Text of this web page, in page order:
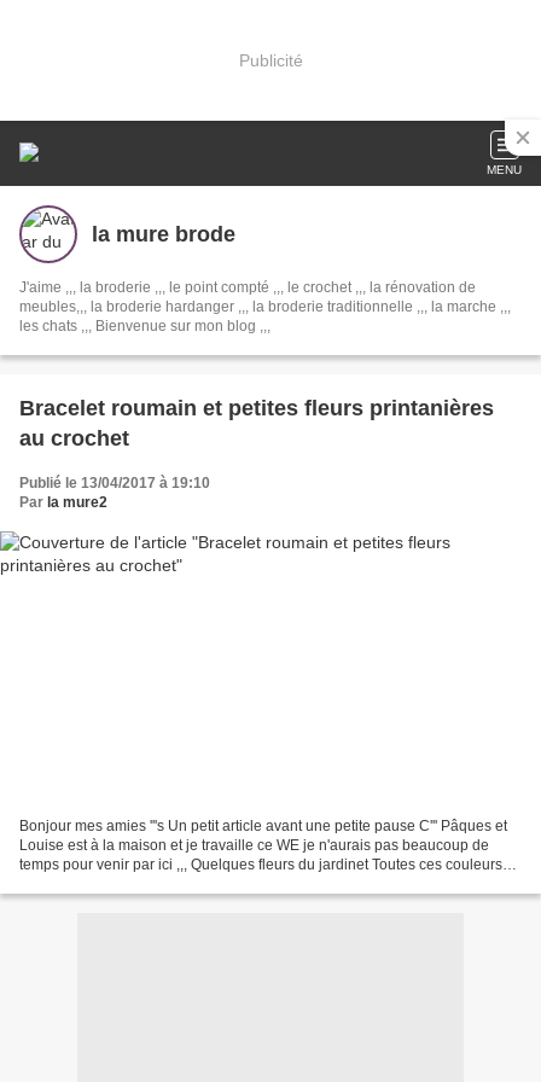
Publicité
MENU
la mure brode
J'aime ,,, la broderie ,,, le point compté ,,, le crochet ,,, la rénovation de
meubles,,, la broderie hardanger ,,, la broderie traditionnelle ,,, la marche ,,,
les chats ,,, Bienvenue sur mon blog ,,,
Bracelet roumain et petites fleurs printanières
au crochet
Publié le 13/04/2017 à 19:10
Par la mure2
Bonjour mes amies '''s Un petit article avant une petite pause C''' Pâques et
Louise est à la maison et je travaille ce WE je n'aurais pas beaucoup de
temps pour venir par ici ,,, Quelques fleurs du jardinet Toutes ces couleurs